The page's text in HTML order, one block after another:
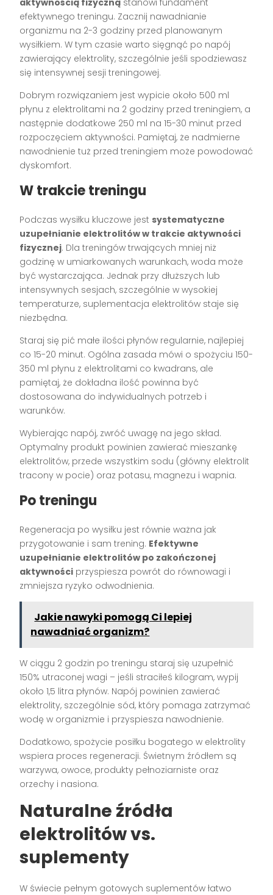
efektywnego treningu. Zacznij nawadnianie
organizmu na 2-3 godziny przed planowanym
wysiłkiem. W tym czasie warto sięgnąć po napój
zawierający elektrolity, szczególnie jeśli spodziewasz
się intensywnej sesji treningowej.
Dobrym rozwiązaniem jest wypicie około 500 ml
płynu z elektrolitami na 2 godziny przed treningiem, a
następnie dodatkowe 250 ml na 15-30 minut przed
rozpoczęciem aktywności. Pamiętaj, że nadmierne
nawodnienie tuż przed treningiem może powodować
dyskomfort.
W trakcie treningu
Podczas wysiłku kluczowe jest systematyczne
uzupełnianie elektrolitów w trakcie aktywności
fizycznej. Dla treningów trwających mniej niż
godzinę w umiarkowanych warunkach, woda może
być wystarczająca. Jednak przy dłuższych lub
intensywnych sesjach, szczególnie w wysokiej
temperaturze, suplementacja elektrolitów staje się
niezbędna.
Staraj się pić małe ilości płynów regularnie, najlepiej
co 15-20 minut. Ogólna zasada mówi o spożyciu 150-
350 ml płynu z elektrolitami co kwadrans, ale
pamiętaj, że dokładna ilość powinna być
dostosowana do indywidualnych potrzeb i
warunków.
Wybierając napój, zwróć uwagę na jego skład.
Optymalny produkt powinien zawierać mieszankę
elektrolitów, przede wszystkim sodu (główny elektrolit
tracony w pocie) oraz potasu, magnezu i wapnia.
Po treningu
Regeneracja po wysiłku jest równie ważna jak
przygotowanie i sam trening. Efektywne
uzupełnianie elektrolitów po zakończonej
aktywności przyspiesza powrót do równowagi i
zmniejsza ryzyko odwodnienia.
Jakie nawyki pomogą Ci lepiej
nawadniać organizm?
W ciągu 2 godzin po treningu staraj się uzupełnić
150% utraconej wagi – jeśli straciłeś kilogram, wypij
około 1,5 litra płynów. Napój powinien zawierać
elektrolity, szczególnie sód, który pomaga zatrzymać
wodę w organizmie i przyspiesza nawodnienie.
Dodatkowo, spożycie posiłku bogatego w elektrolity
wspiera proces regeneracji. Świetnym źródłem są
warzywa, owoce, produkty pełnoziarniste oraz
orzechy i nasiona.
Naturalne źródła
elektrolitów vs.
suplementy
W świecie pełnym gotowych suplementów łatwo